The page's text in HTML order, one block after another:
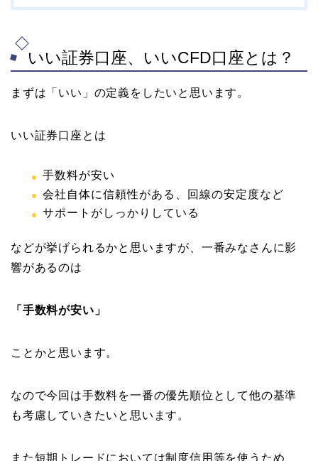
いい証券口座、いいCFD口座とは？
まずは「いい」の定義をしたいと思います。
いい証券口座とは
手数料が安い
会社自体に信頼性がある、回線の安定度など
サポートがしっかりしている
などが挙げられるかと思いますが、一番みなさんに影
響があるのは
「手数料が安い」
ことかと思います。
なので今回は手数料を一番の優先順位として他の基準
も考慮していきたいと思います。
また短期トレードにおいては制度信用等を使うため、